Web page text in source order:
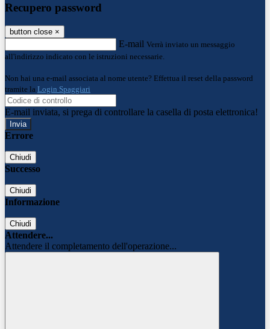
Recupero password
button close ×
E-mail Verrà inviato un messaggio
all'indirizzo indicato con le istruzioni necessarie.
Non hai una e-mail associata al nome utente? Effettua il reset della password
tramite la Login Spaggiari
E-mail inviata, si prega di controllare la casella di posta elettronica!
Errore
Chiudi
Successo
Chiudi
Informazione
Chiudi
Attendere...
Attendere il completamento dell'operazione...